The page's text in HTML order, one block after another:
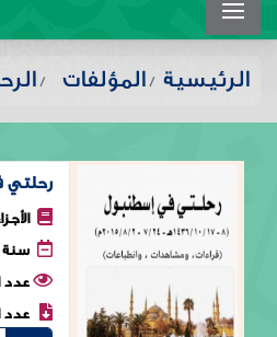
الرئيسية المؤلفات
رحلتي
سنة
عدد
عدد